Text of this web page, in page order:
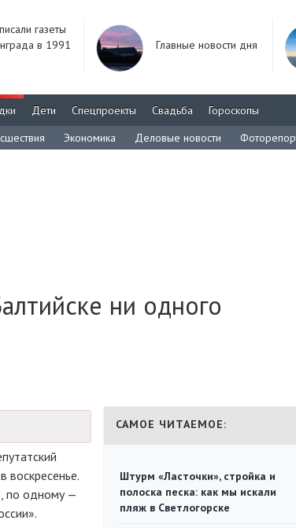
газеты
в 1991
Главные новости дня
Дети Спецпроекты Свадьба
Гороскопы
Экономика Деловые новости
ни одного
воскресенье.
по одному —
САМОЕ ЧИТАЕМОЕ:
Штурм «Ласточки», стройка и
полоска песка: как мы искали
пляж в Светлогорске